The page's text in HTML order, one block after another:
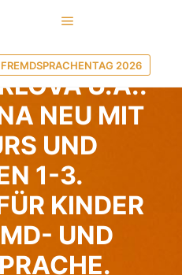
FREMDSPRACHENTAG 2026
U.A.:
NEU MIT
UND
1-3.
KINDER
UND